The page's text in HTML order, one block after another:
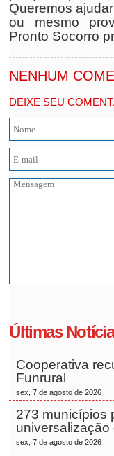
Queremos
ou mesmo
Pronto Socorro
NENHUM
DEIXE SEU
Últimas
Cooperativa
Funrural
sex, 7 de agosto de 2026
273 municípios
sex, 7 de agosto de 2026